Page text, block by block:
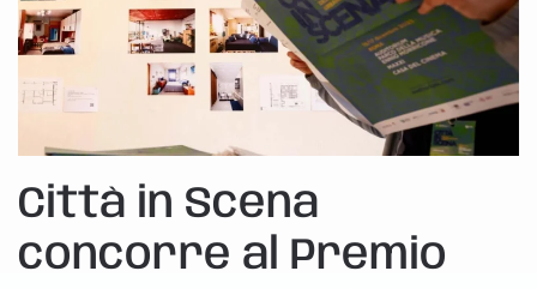
Città in Scena
concorre al Premio